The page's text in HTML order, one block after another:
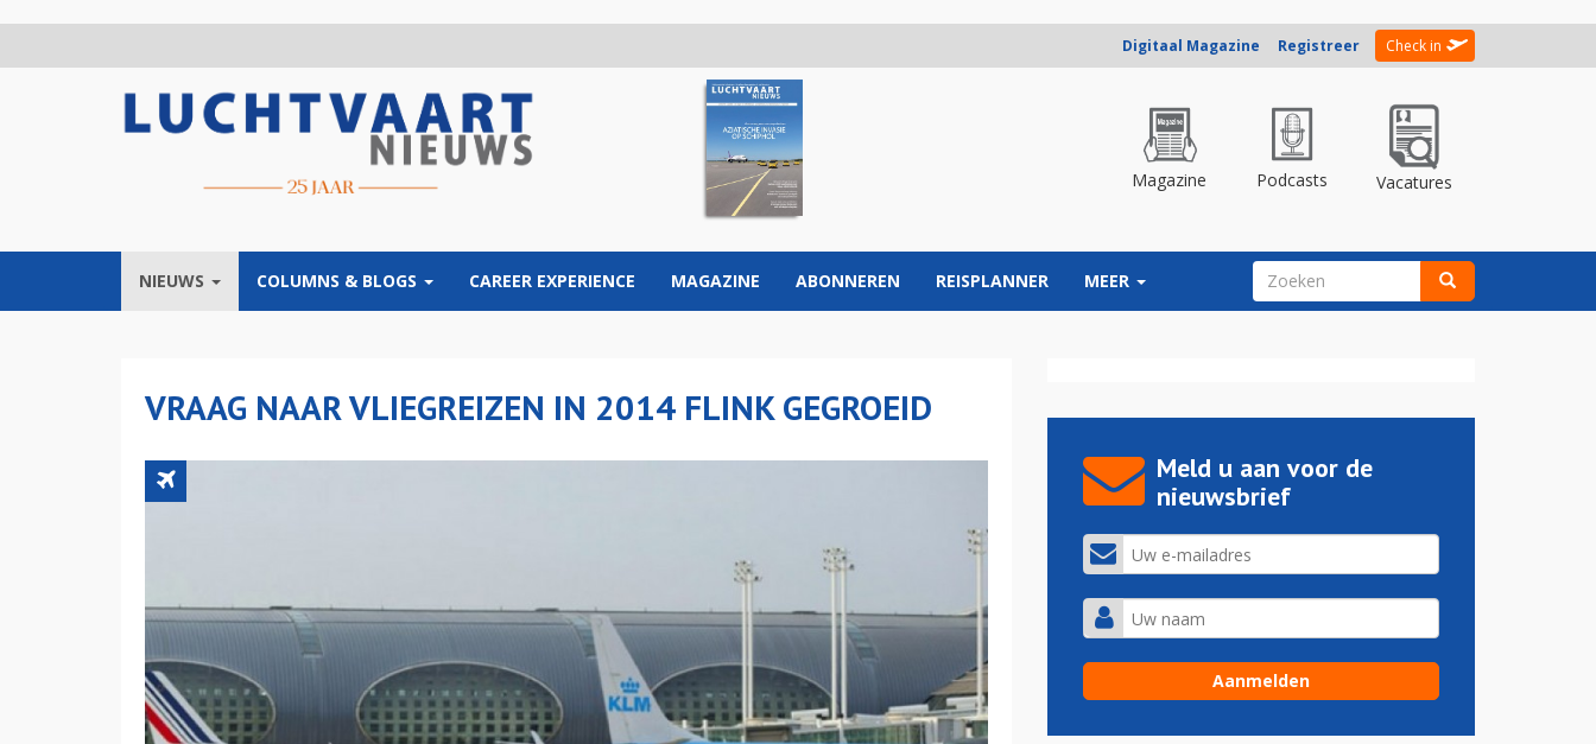
Digitaal Magazine Registreer Check in
Magazine Podcasts Vacatures
NIEUWS COLUMNS & BLOGS CAREER EXPERIENCE MAGAZINE ABONNEREN REISPLANNER MEER ZOEKVELD
VRAAG NAAR VLIEGREIZEN IN 2014 FLINK GEGROEID
Meld u aan voor de
nieuwsbrief